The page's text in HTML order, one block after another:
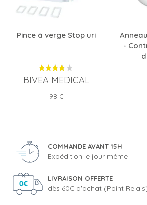
Pince à verge Stop uri
BIVEA MEDICAL
Prix
98 €
-
COMMANDE AVANT 15H
Expédition le jour même
LIVRAISON OFFERTE
dès 60€ d'achat (Point